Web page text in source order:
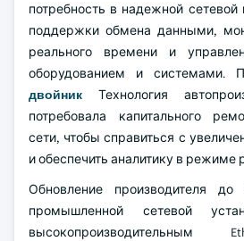
потребность в надежной
поддержки обмена данными,
реального времени и
оборудованием и системами.
двойник Технология
потребовала капитального
сети, чтобы справиться с
и обеспечить аналитику в режиме
Обновление производителя до
промышленной сетевой
высокопроизводительным